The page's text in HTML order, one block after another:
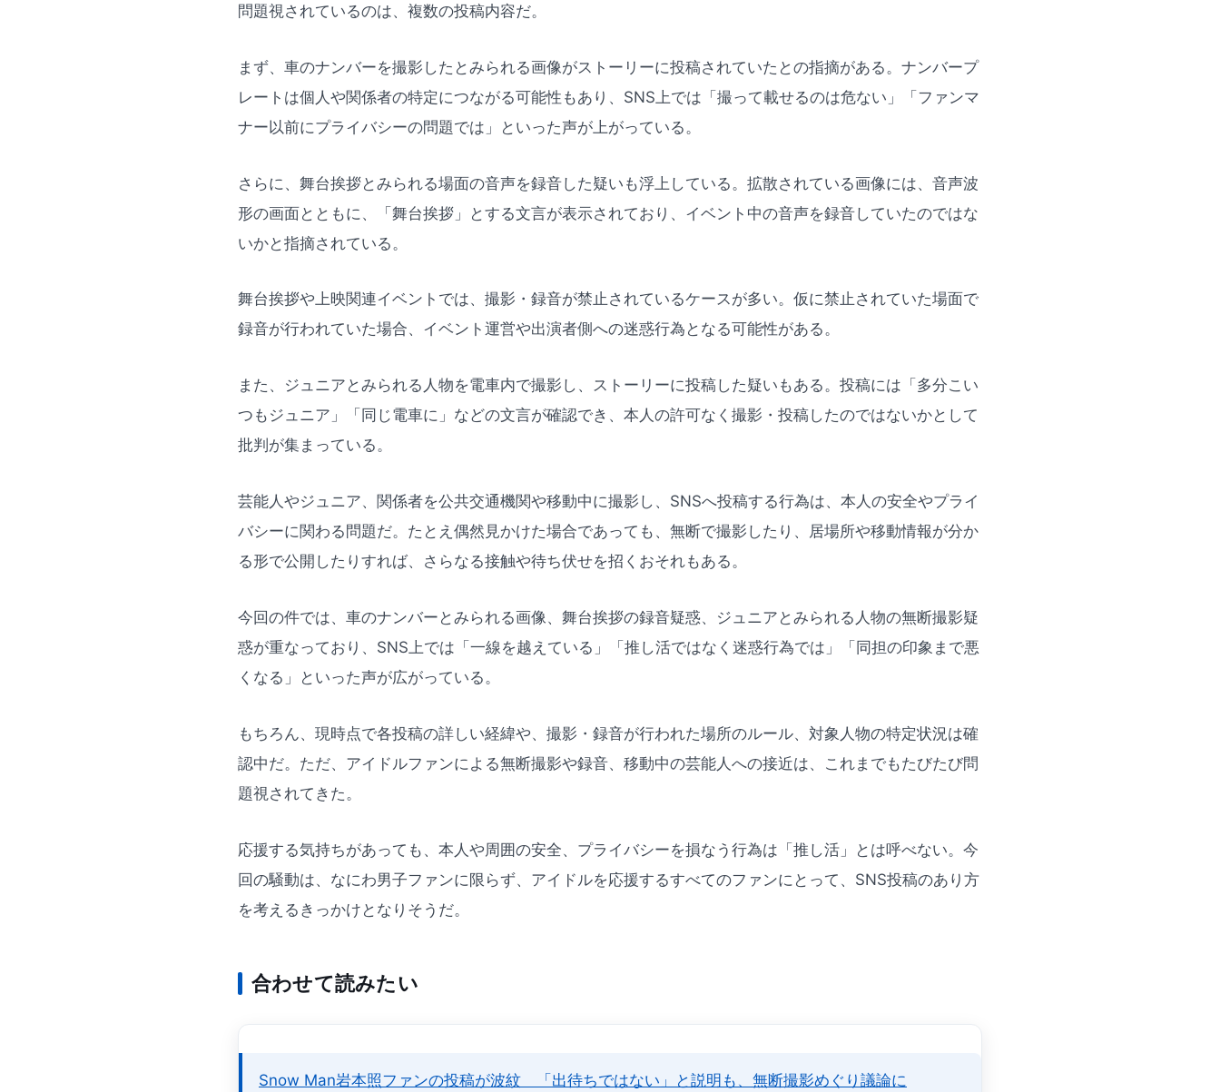
問題視されているのは、複数の投稿内容だ。
まず、車のナンバーを撮影したとみられる画像がストーリーに投稿されていたとの指摘がある。ナンバープ
レートは個人や関係者の特定につながる可能性もあり、SNS上では「撮って載せるのは危ない」「ファンマ
ナー以前にプライバシーの問題では」といった声が上がっている。
さらに、舞台挨拶とみられる場面の音声を録音した疑いも浮上している。拡散されている画像には、音声波
形の画面とともに、「舞台挨拶」とする文言が表示されており、イベント中の音声を録音していたのではな
いかと指摘されている。
舞台挨拶や上映関連イベントでは、撮影・録音が禁止されているケースが多い。仮に禁止されていた場面で
録音が行われていた場合、イベント運営や出演者側への迷惑行為となる可能性がある。
また、ジュニアとみられる人物を電車内で撮影し、ストーリーに投稿した疑いもある。投稿には「多分こい
つもジュニア」「同じ電車に」などの文言が確認でき、本人の許可なく撮影・投稿したのではないかとして
批判が集まっている。
芸能人やジュニア、関係者を公共交通機関や移動中に撮影し、SNSへ投稿する行為は、本人の安全やプライ
バシーに関わる問題だ。たとえ偶然見かけた場合であっても、無断で撮影したり、居場所や移動情報が分か
る形で公開したりすれば、さらなる接触や待ち伏せを招くおそれもある。
今回の件では、車のナンバーとみられる画像、舞台挨拶の録音疑惑、ジュニアとみられる人物の無断撮影疑
惑が重なっており、SNS上では「一線を越えている」「推し活ではなく迷惑行為では」「同担の印象まで悪
くなる」といった声が広がっている。
もちろん、現時点で各投稿の詳しい経緯や、撮影・録音が行われた場所のルール、対象人物の特定状況は確
認中だ。ただ、アイドルファンによる無断撮影や録音、移動中の芸能人への接近は、これまでもたびたび問
題視されてきた。
応援する気持ちがあっても、本人や周囲の安全、プライバシーを損なう行為は「推し活」とは呼べない。今
回の騒動は、なにわ男子ファンに限らず、アイドルを応援するすべてのファンにとって、SNS投稿のあり方
を考えるきっかけとなりそうだ。
合わせて読みたい
Snow Man岩本照ファンの投稿が波紋 「出待ちではない」と説明も、無断撮影めぐり議論に